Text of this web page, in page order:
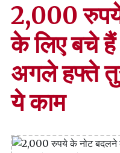
2,000
के लिए बचे हैं
अगले हफ्ते
ये काम